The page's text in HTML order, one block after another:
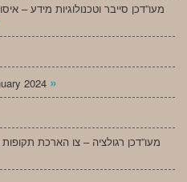
מעו”דכן סייבר וטכנולוגיות מידע –
2024 »